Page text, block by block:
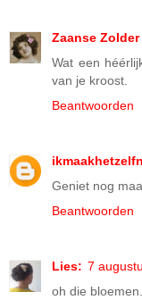
Zaanse Zolder
Wat een
van je kroost.
Beantwoorden
Geniet nog
Beantwoorden
Lies: 7
oh die